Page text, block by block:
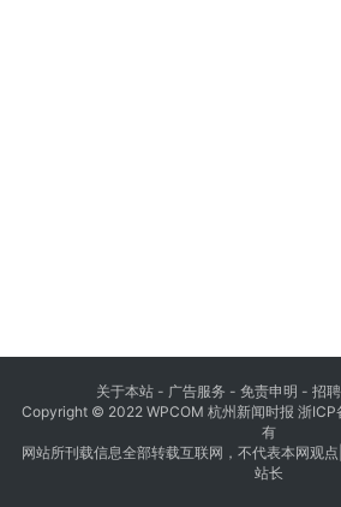
关于本站 - 广告服务 - 免责申明 - 招
Copyright © 2022 WPCOM 杭州新闻时报 浙
有
网站所刊载信息全部转载互联网，不代表本网观
站长